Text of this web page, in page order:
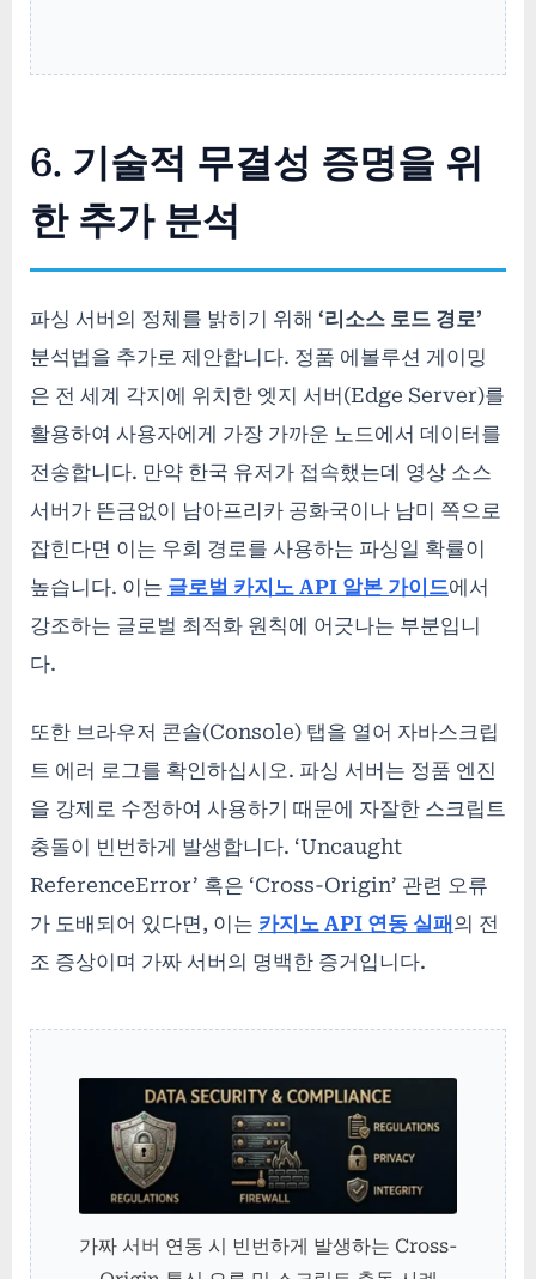
6. 기술적 무결성 증명을 위
한 추가 분석
파싱 서버의 정체를 밝히기 위해 ‘리소스 로드 경로’
분석법을 추가로 제안합니다. 정품 에볼루션 게이밍
은 전 세계 각지에 위치한 엣지 서버(Edge Server)를
활용하여 사용자에게 가장 가까운 노드에서 데이터를
전송합니다. 만약 한국 유저가 접속했는데 영상 소스
서버가 뜬금없이 남아프리카 공화국이나 남미 쪽으로
잡힌다면 이는 우회 경로를 사용하는 파싱일 확률이
높습니다. 이는 글로벌 카지노 API 알본 가이드에서
강조하는 글로벌 최적화 원칙에 어긋나는 부분입니
다.
또한 브라우저 콘솔(Console) 탭을 열어 자바스크립
트 에러 로그를 확인하십시오. 파싱 서버는 정품 엔진
을 강제로 수정하여 사용하기 때문에 자잘한 스크립트
충돌이 빈번하게 발생합니다. ‘Uncaught
ReferenceError’ 혹은 ‘Cross-Origin’ 관련 오류
가 도배되어 있다면, 이는 카지노 API 연동 실패의 전
조 증상이며 가짜 서버의 명백한 증거입니다.
가짜 서버 연동 시 빈번하게 발생하는 Cross-